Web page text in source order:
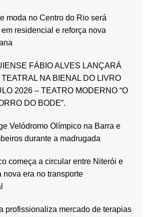
moda no Centro do Rio será
residencial e reforça nova
FÁBIO ALVES LANÇARÁ
TEATRAL NA BIENAL DO LIVRO
2026 – TEATRO MODERNO “O
DO BODE”.
Velódromo Olímpico na Barra e
durante a madrugada
começa a circular entre Niterói e
nova era no transporte
profissionaliza mercado de terapias